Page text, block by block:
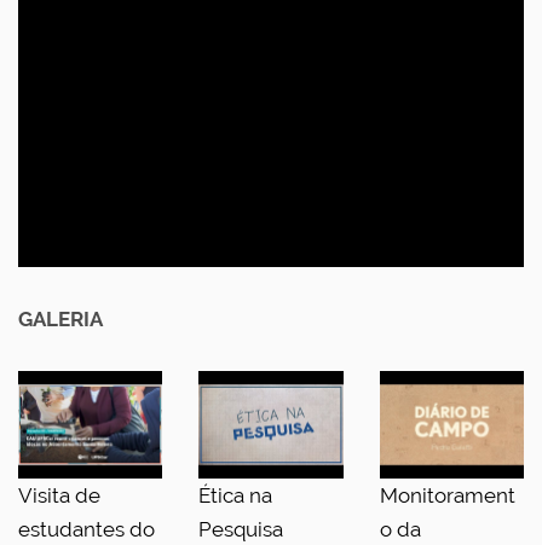
GALERIA
Visita de
estudantes do
Ética na
Pesquisa
Monitorament
o da